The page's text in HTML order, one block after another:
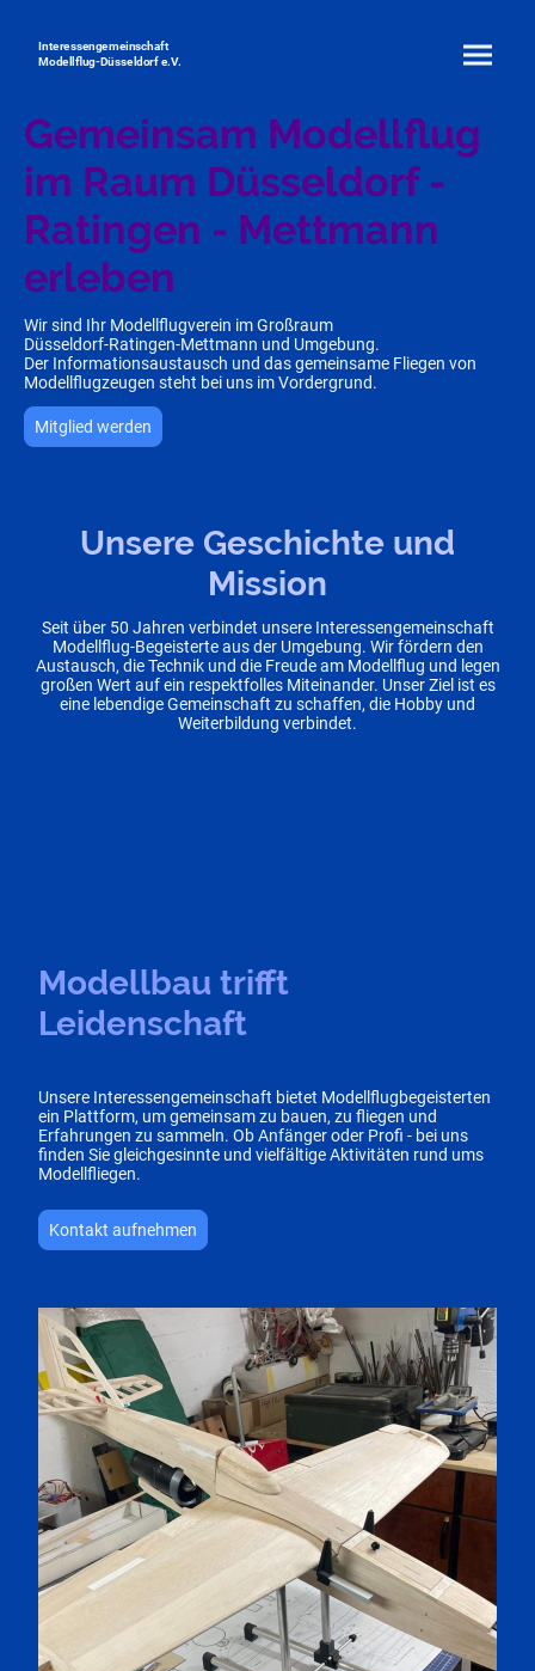
Interessengemeinschaft
Modellflug-Düsseldorf e.V.
Gemeinsam Modellflug
im Raum Düsseldorf -
Ratingen - Mettmann
erleben
Wir sind Ihr Modellflugverein im Großraum
Düsseldorf-Ratingen-Mettmann und Umgebung.
Der Informationsaustausch und das gemeinsame Fliegen von
Modellflugzeugen steht bei uns im Vordergrund.
Mitglied werden
Unsere Geschichte und
Mission
Seit über 50 Jahren verbindet unsere Interessengemeinschaft
Modellflug-Begeisterte aus der Umgebung. Wir fördern den
Austausch, die Technik und die Freude am Modellflug und legen
großen Wert auf ein respektfolles Miteinander. Unser Ziel ist es
eine lebendige Gemeinschaft zu schaffen, die Hobby und
Weiterbildung verbindet.
Modellbau trifft
Leidenschaft
Unsere Interessengemeinschaft bietet Modellflugbegeisterten
ein Plattform, um gemeinsam zu bauen, zu fliegen und
Erfahrungen zu sammeln. Ob Anfänger oder Profi - bei uns
finden Sie gleichgesinnte und vielfältige Aktivitäten rund ums
Modellfliegen.
Kontakt aufnehmen